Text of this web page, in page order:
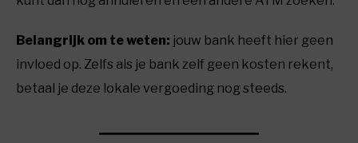
Belangrijk om te weten: jouw bank heeft hier geen
invloed op. Zelfs als je bank zelf geen kosten rekent,
betaal je deze lokale vergoeding nog steeds.